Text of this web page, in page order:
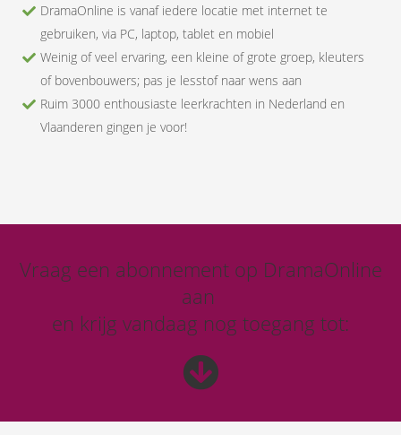
DramaOnline is vanaf iedere locatie met internet te
gebruiken, via PC, laptop, tablet en mobiel
Weinig of veel ervaring, een kleine of grote groep, kleuters
of bovenbouwers; pas je lesstof naar wens aan
Ruim 3000 enthousiaste leerkrachten in Nederland en
Vlaanderen gingen je voor!
Vraag een abonnement op DramaOnline
aan
en krijg vandaag nog toegang tot: